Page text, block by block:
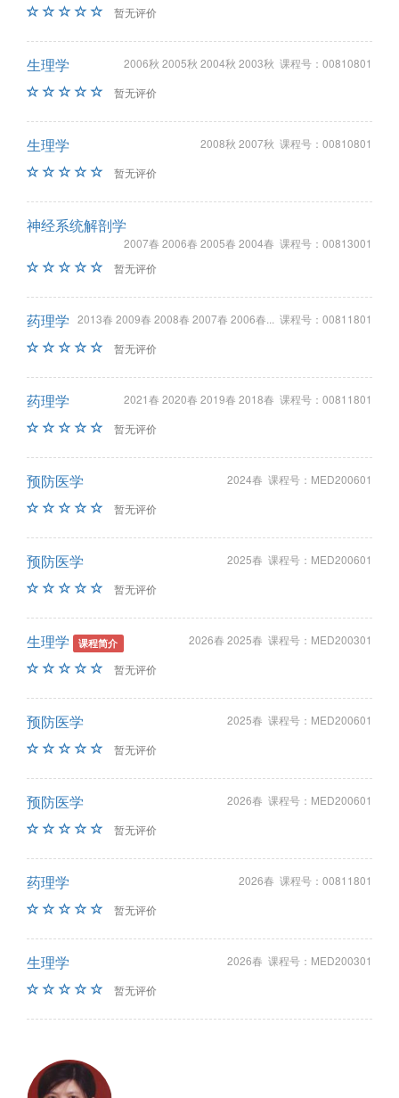
暂无评价
生理学
2006秋 2005秋 2004秋 2003秋 课程号：00810801
暂无评价
生理学
2008秋 2007秋 课程号：00810801
暂无评价
神经系统解剖学
2007春 2006春 2005春 2004春 课程号：00813001
暂无评价
药理学 2013春 2009春 2008春 2007春 2006春... 课程号：00811801
暂无评价
药理学
2021春 2020春 2019春 2018春 课程号：00811801
暂无评价
预防医学
2024春 课程号：MED200601
暂无评价
预防医学
2025春 课程号：MED200601
暂无评价
生理学 课程简介
2026春 2025春 课程号：MED200301
暂无评价
预防医学
2025春 课程号：MED200601
暂无评价
预防医学
2026春 课程号：MED200601
暂无评价
药理学
2026春 课程号：00811801
暂无评价
生理学
2026春 课程号：MED200301
暂无评价